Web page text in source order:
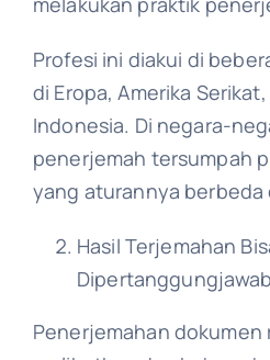
Profesi ini diakui di
di Eropa, Amerika
Indonesia. Di negara-
penerjemah tersumpah
yang aturannya berbeda
Hasil Terjemahan
Penerjemahan dokumen